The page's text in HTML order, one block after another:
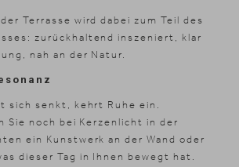
Terrasse wird dabei zum Teil des
zurückhaltend inszeniert, klar
nah an der Natur.
sich senkt, kehrt Ruhe ein.
Sie noch bei Kerzenlicht in der
ein Kunstwerk an der Wand oder
dieser Tag in Ihnen bewegt hat.